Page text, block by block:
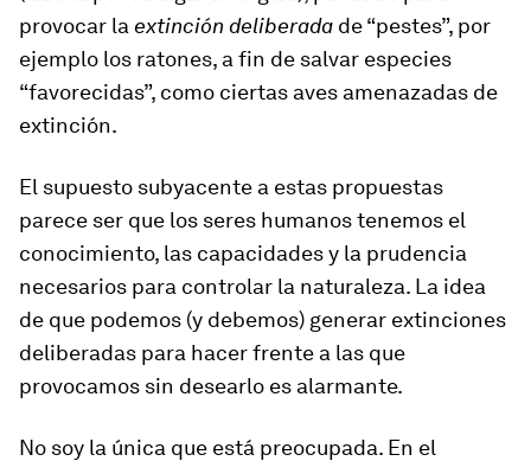
provocar la extinción deliberada de “pestes”, por
ejemplo los ratones, a fin de salvar especies
“favorecidas”, como ciertas aves amenazadas de
extinción.
El supuesto subyacente a estas propuestas
parece ser que los seres humanos tenemos el
conocimiento, las capacidades y la prudencia
necesarios para controlar la naturaleza. La idea
de que podemos (y debemos) generar extinciones
deliberadas para hacer frente a las que
provocamos sin desearlo es alarmante.
No soy la única que está preocupada. En el